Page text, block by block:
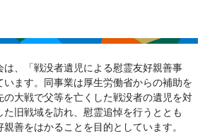
、「戦没者遺児による慰霊友好親善事
ます。同事業は厚生労働省からの補助を
大戦で父等を亡くした戦没者の遺児を対
旧戦域を訪れ、慰霊追悼を行うととも
善をはかることを目的としています。